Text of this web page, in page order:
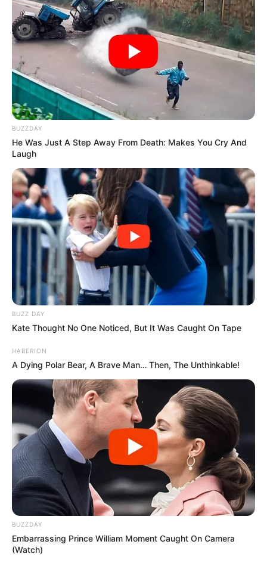
BUZZDAY
He Was Just A Step Away From Death: Makes You Cry And
Laugh
BUZZ DAY
Kate Thought No One Noticed, But It Was Caught On Tape
HABERION
A Dying Polar Bear, A Brave Man… Then, The Unthinkable!
BUZZDAY
Embarrassing Prince William Moment Caught On Camera
(Watch)